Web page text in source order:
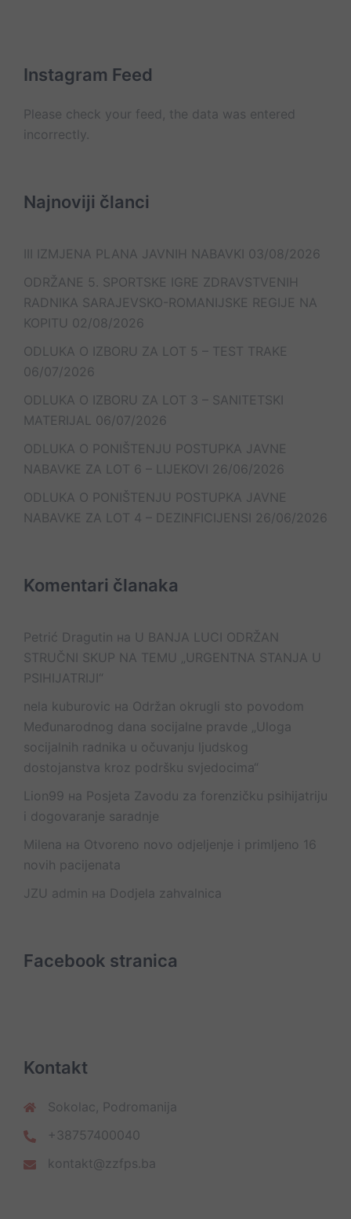
Instagram Feed
Please check your feed, the data was entered
incorrectly.
Najnoviji članci
III IZMJENA PLANA JAVNIH NABAVKI 03/08/2026
ODRŽANE 5. SPORTSKE IGRE ZDRAVSTVENIH
RADNIKA SARAJEVSKO-ROMANIJSKE REGIJE NA
KOPITU 02/08/2026
ODLUKA O IZBORU ZA LOT 5 – TEST TRAKE
06/07/2026
ODLUKA O IZBORU ZA LOT 3 – SANITETSKI
MATERIJAL 06/07/2026
ODLUKA O PONIŠTENJU POSTUPKA JAVNE
NABAVKE ZA LOT 6 – LIJEKOVI 26/06/2026
ODLUKA O PONIŠTENJU POSTUPKA JAVNE
NABAVKE ZA LOT 4 – DEZINFICIJENSI 26/06/2026
Komentari članaka
Petrić Dragutin на U BANJA LUCI ODRŽAN
STRUČNI SKUP NA TEMU „URGENTNA STANJA U
PSIHIJATRIJI“
nela kuburovic на Održan okrugli sto povodom
Međunarodnog dana socijalne pravde „Uloga
socijalnih radnika u očuvanju ljudskog
dostojanstva kroz podršku svjedocima“
Lion99 на Posjeta Zavodu za forenzičku psihijatriju
i dogovaranje saradnje
Milena на Otvoreno novo odjeljenje i primljeno 16
novih pacijenata
JZU admin на Dodjela zahvalnica
Facebook stranica
Kontakt
Sokolac, Podromanija
+38757400040
kontakt@zzfps.ba